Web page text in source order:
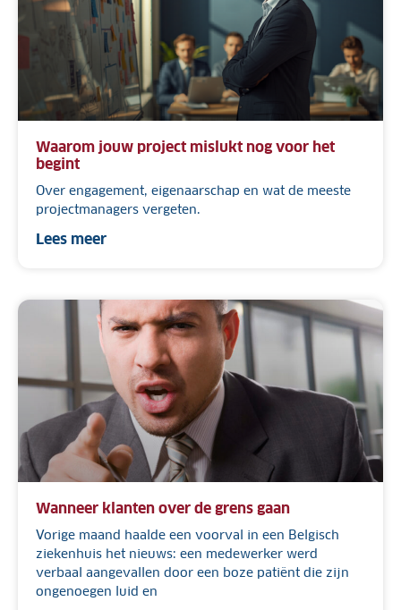
Waarom jouw project mislukt nog voor het
begint
Over engagement, eigenaarschap en wat de meeste
projectmanagers vergeten.
Lees meer
Wanneer klanten over de grens gaan
Vorige maand haalde een voorval in een Belgisch
ziekenhuis het nieuws: een medewerker werd
verbaal aangevallen door een boze patiënt die zijn
ongenoegen luid en